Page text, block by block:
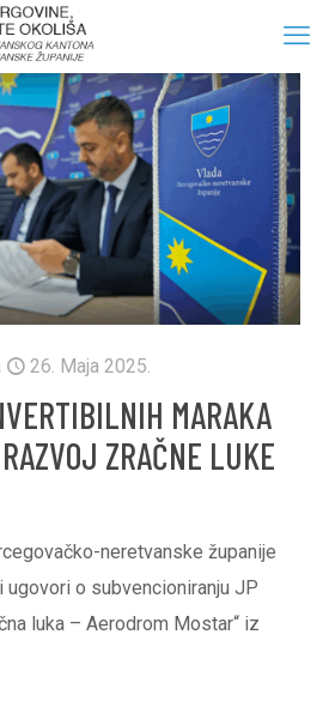
26. Maja 2025.
MARAKA
ZRAČNE LUKE
neretvanske županije
o subvencioniranju JP
luka – Aerodrom Mostar“ iz